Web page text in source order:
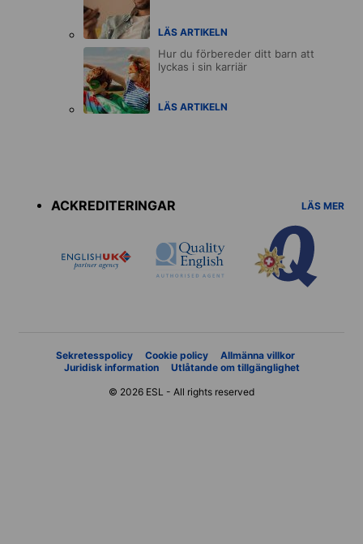
LÄS ARTIKELN
Hur du förbereder ditt barn att
lyckas i sin karriär
LÄS ARTIKELN
ACKREDITERINGAR
LÄS MER
Sekretesspolicy Cookie policy
Allmänna villkor
Juridisk information
Utlåtande om tillgänglighet
© 2026 ESL - All rights reserved